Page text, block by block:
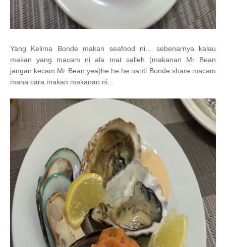
Yang Kelima Bonde makan seafood ni... sebenarnya kalau
makan yang macam ni ala mat salleh (makanan Mr Bean
jangan kecam Mr Bean yea)he he he nanti Bonde share macam
mana cara makan makanan ni...